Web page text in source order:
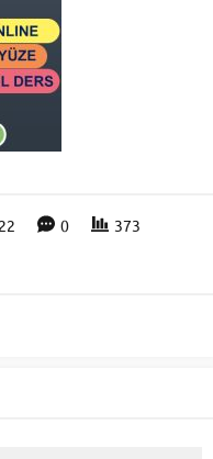
0 373